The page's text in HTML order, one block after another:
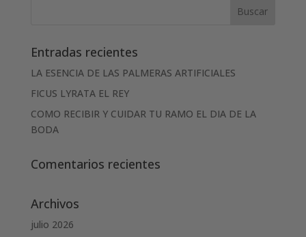
Entradas recientes
LA ESENCIA DE LAS PALMERAS ARTIFICIALES
FICUS LYRATA EL REY
COMO RECIBIR Y CUIDAR TU RAMO EL DIA DE LA
BODA
Comentarios recientes
Archivos
julio 2026